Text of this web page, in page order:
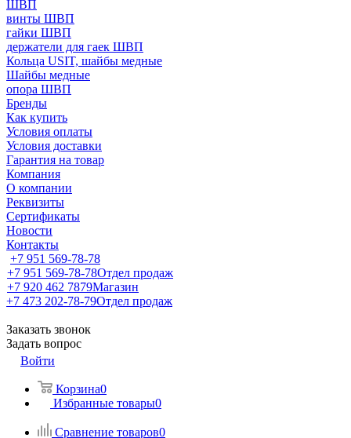
ШВП
винты ШВП
гайки ШВП
держатели для гаек ШВП
Кольца USIT, шайбы медные
Шайбы медные
опора ШВП
Бренды
Как купить
Условия оплаты
Условия доставки
Гарантия на товар
Компания
О компании
Реквизиты
Сертификаты
Новости
Контакты
+7 951 569-78-78
+7 951 569-78-78Отдел продаж
+7 920 462 7879Магазин
+7 473 202-78-79Отдел продаж
Заказать звонок
Задать вопрос
Войти
Корзина0
Избранные товары0
Сравнение товаров0